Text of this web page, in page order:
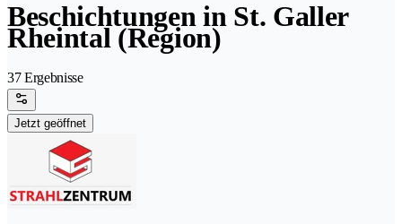
Beschichtungen in St. Galler
Rheintal (Region)
37 Ergebnisse
Jetzt geöffnet